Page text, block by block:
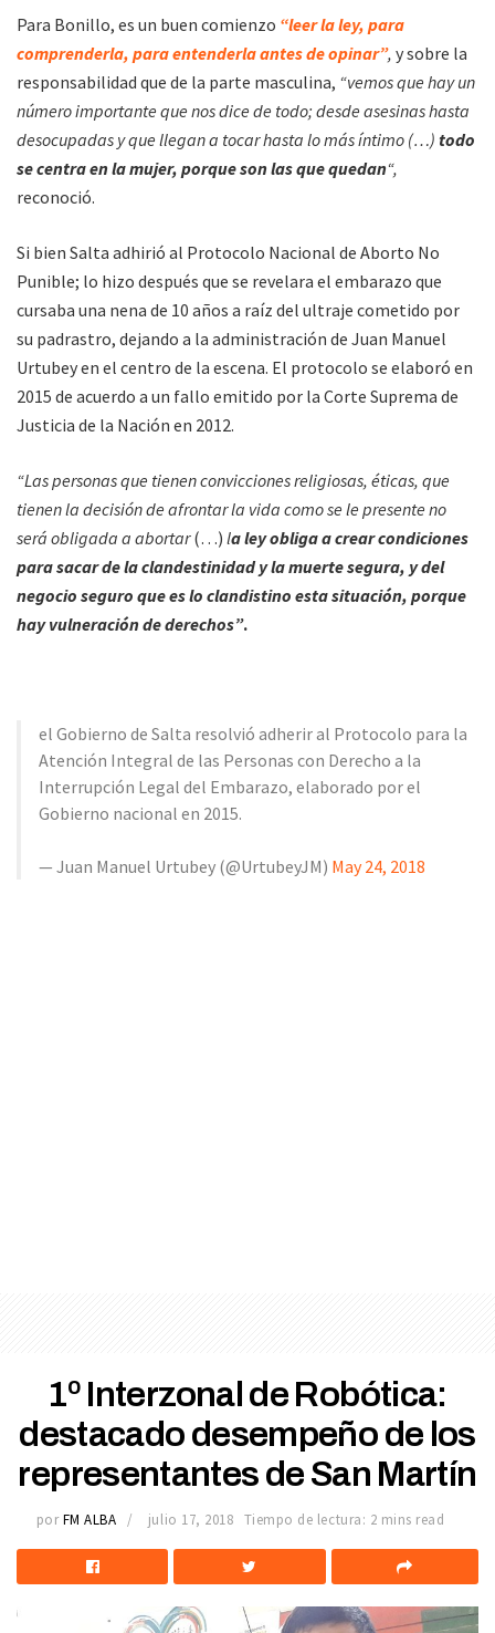
Para Bonillo, es un buen comienzo “leer la ley, para
comprenderla, para entenderla antes de opinar”, y sobre la
responsabilidad que de la parte masculina, “vemos que hay un
número importante que nos dice de todo; desde asesinas hasta
desocupadas y que llegan a tocar hasta lo más íntimo (…) todo
se centra en la mujer, porque son las que quedan“,
reconoció.
Si bien Salta adhirió al Protocolo Nacional de Aborto No
Punible; lo hizo después que se revelara el embarazo que
cursaba una nena de 10 años a raíz del ultraje cometido por
su padrastro, dejando a la administración de Juan Manuel
Urtubey en el centro de la escena. El protocolo se elaboró en
2015 de acuerdo a un fallo emitido por la Corte Suprema de
Justicia de la Nación en 2012.
“Las personas que tienen convicciones religiosas, éticas, que
tienen la decisión de afrontar la vida como se le presente no
será obligada a abortar(…) la ley obliga a crear condiciones
para sacar de la clandestinidad y la muerte segura, y del
negocio seguro que es lo clandistino esta situación, porque
hay vulneración de derechos”.
el Gobierno de Salta resolvió adherir al Protocolo para la
Atención Integral de las Personas con Derecho a la
Interrupción Legal del Embarazo, elaborado por el
Gobierno nacional en 2015.
— Juan Manuel Urtubey (@UrtubeyJM) May 24, 2018
1º Interzonal de Robótica:
destacado desempeño de los
representantes de San Martín
por FM ALBA julio 17, 2018 Tiempo de lectura: 2 mins read